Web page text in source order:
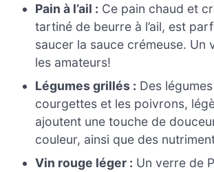
Pain à l’ail : Ce pain chaud et
tartiné de beurre à l’ail, est
saucer la sauce crémeuse. Un
les amateurs!
Légumes grillés : Des
courgettes et les poivrons,
ajoutent une touche de
couleur, ainsi que des
Vin rouge léger : Un verre de